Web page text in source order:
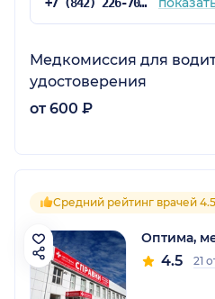
Медкомиссия для
удостоверения
от 600 ₽
Средний рейтинг врачей 4.5
Оптима,
4.5 21